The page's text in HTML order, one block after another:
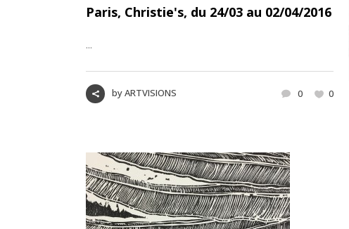
Paris, Christie's, du 24/03 au 02/04/2016
...
byARTVISIONS 0
0